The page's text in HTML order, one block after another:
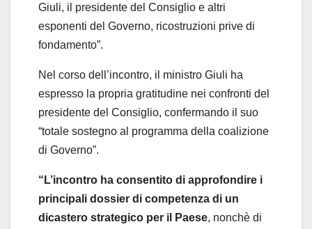
Giuli, il presidente del Consiglio e altri
esponenti del Governo, ricostruzioni prive di
fondamento”.
Nel corso dell’incontro, il ministro Giuli ha
espresso la propria gratitudine nei confronti del
presidente del Consiglio, confermando il suo
“totale sostegno al programma della coalizione
di Governo”.
“L’incontro ha consentito di approfondire i
principali dossier di competenza di un
dicastero strategico per il Paese, nonchè di